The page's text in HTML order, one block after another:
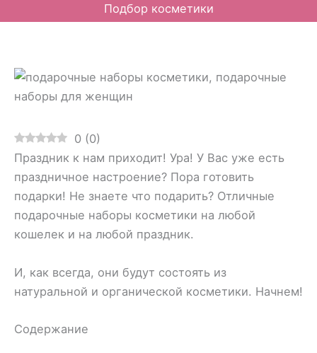
Подбор косметики
0 (0)
Праздник к нам приходит! Ура! У Вас уже есть
праздничное настроение? Пора готовить
подарки! Не знаете что подарить? Отличные
подарочные наборы косметики на любой
кошелек и на любой праздник.
И, как всегда, они будут состоять из
натуральной и органической косметики. Начнем!
Содержание